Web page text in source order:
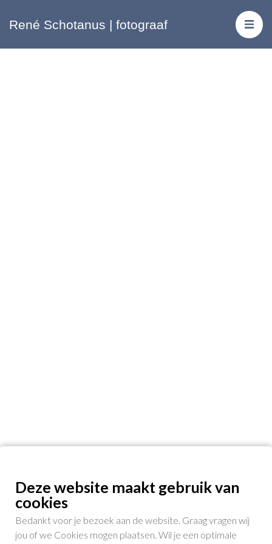
René Schotanus | fotograaf
Deze website maakt gebruik van
cookies
Bedankt voor je bezoek aan de website. Graag vragen wij
jou of we Cookies mogen plaatsen. Wil je een optimale